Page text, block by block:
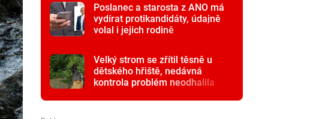
Poslanec a starosta z ANO má
vydírat protikandidáty, údajně
volal i jejich rodině
Velký strom se zřítil těsně u
dětského hřiště, nedávná
kontrola problém neodhalila